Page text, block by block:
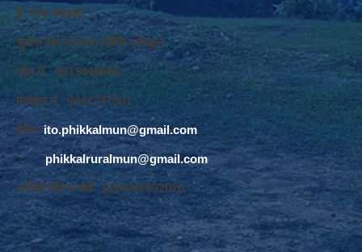
ई. नरेश बराइली
सुचना तथा सञ्‍चार प्रविधि अधिकृत
फोन नं. 9813445685
मोवाईल नं. 9843747501
ईमेलः ito.phikkalmun@gmail.com
phikkalruralmun@gmail.com
अडियो नोटिस वोर्डः 1610047692026